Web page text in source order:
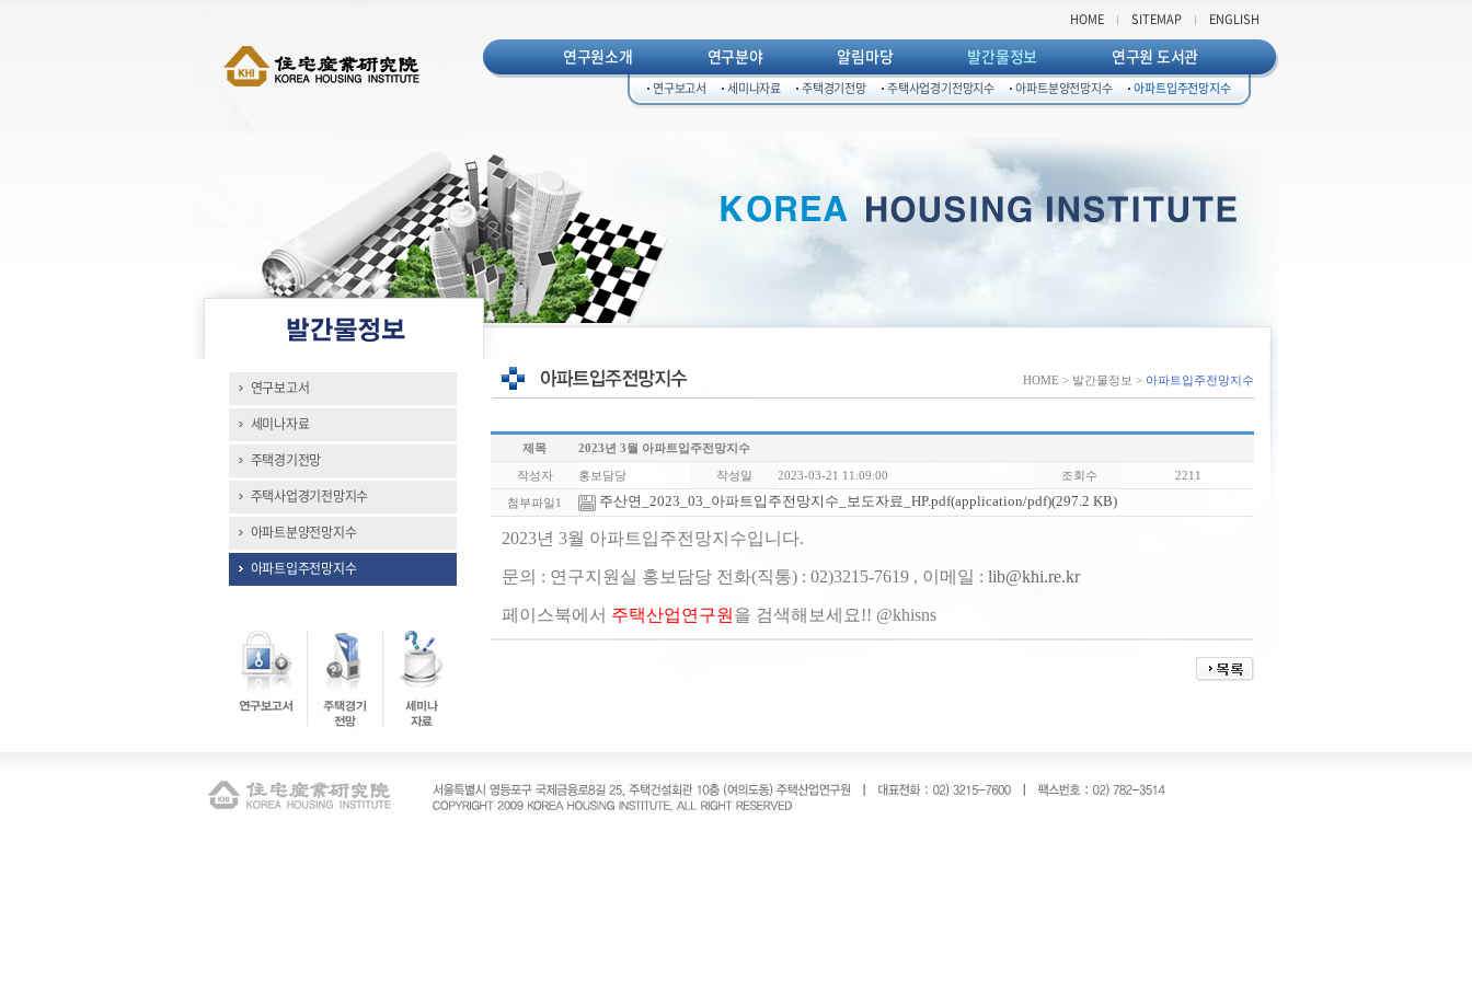
HOME SITEMAP ENGLISH
연구원소개 연구분야 알림마당 발간물정보
연구보고서 세미나자료 주택경기전망 주택사업경기전망지수 아파트분양전망지수 아파트입주전망지수
연구원 도서관
연구보고서
세미나자료
주택경기전망
주택사업경기전망지수
아파트분양전망지수
아파트입주전망지수
HOME > 발간물정보 > 아파트입주전망지수
제목 2023년 3월 아파트입주전망지수
작성자 홍보담당 작성일 2023-03-21 11:09:00 조회수 2211
첨부파일1 주산연_2023_03_아파트입주전망지수_보도자료_HP.pdf(application/pdf)(297.2 KB)
2023년 3월 아파트입주전망지수입니다.
문의 : 연구지원실 홍보담당 전화(직통) : 02)3215-7619 , 이메일 : lib@khi.re.kr
페이스북에서 주택산업연구원 을 검색해보세요!! @khisns